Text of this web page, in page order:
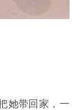
她带回家，一